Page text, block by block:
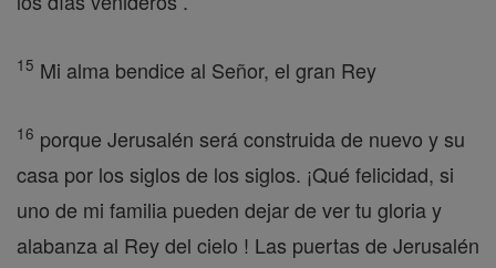
15 Mi alma bendice al Señor, el gran Rey
16 porque Jerusalén será construida de nuevo y su
casa por los siglos de los siglos. ¡Qué felicidad, si
uno de mi familia pueden dejar de ver tu gloria y
alabanza al Rey del cielo ! Las puertas de Jerusalén